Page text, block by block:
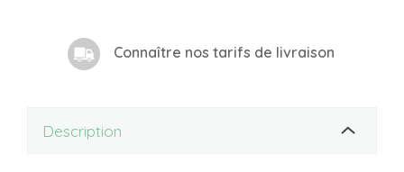
Connaître nos tarifs de livraison
Description